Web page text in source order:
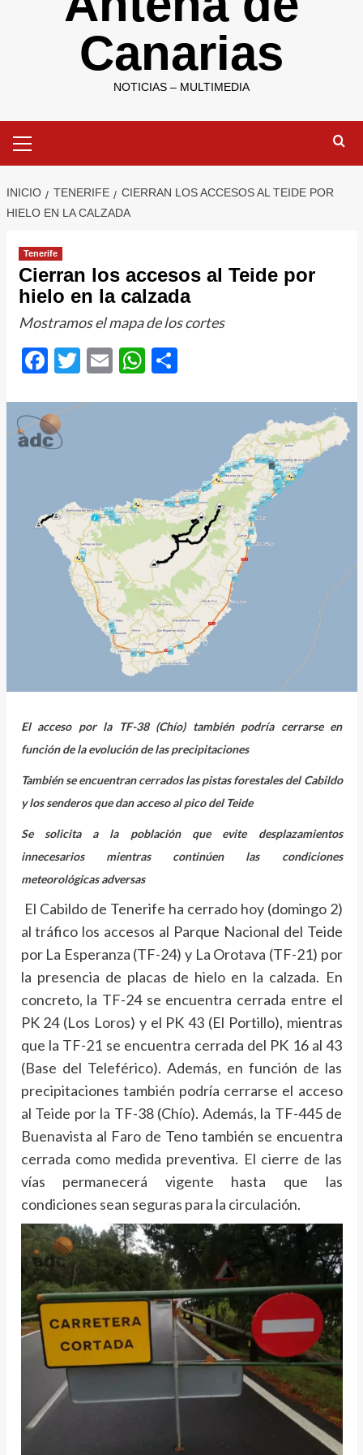
Canarias
NOTICIAS – MULTIMEDIA
primario
INICIO TENERIFE
CIERRAN LOS ACCESOS AL TEIDE POR
HIELO EN LA CALZADA
Tenerife
Cierran los accesos al Teide por
hielo en la calzada
Mostramos el mapa de los cortes
Facebook
Twitter
EmailWhatsApp
Compartir
El acceso por la TF-38 (Chío) también podría cerrarse en
función de la evolución de las precipitaciones
También se encuentran cerrados las pistas forestales del Cabildo
y los senderos que dan acceso al pico del Teide
Se solicita a la población que evite desplazamientos
innecesarios mientras continúen las condiciones
meteorológicas adversas
El Cabildo de Tenerife ha cerrado hoy (domingo 2)
al tráfico los accesos al Parque Nacional del Teide
por La Esperanza (TF-24) y La Orotava (TF-21) por
la presencia de placas de hielo en la calzada. En
concreto, la TF-24 se encuentra cerrada entre el
PK 24 (Los Loros) y el PK 43 (El Portillo), mientras
que la TF-21 se encuentra cerrada del PK 16 al 43
(Base del Teleférico). Además, en función de las
precipitaciones también podría cerrarse el acceso
al Teide por la TF-38 (Chío). Además, la TF-445 de
Buenavista al Faro de Teno también se encuentra
cerrada como medida preventiva. El cierre de las
vías permanecerá vigente hasta que las
condiciones sean seguras para la circulación.